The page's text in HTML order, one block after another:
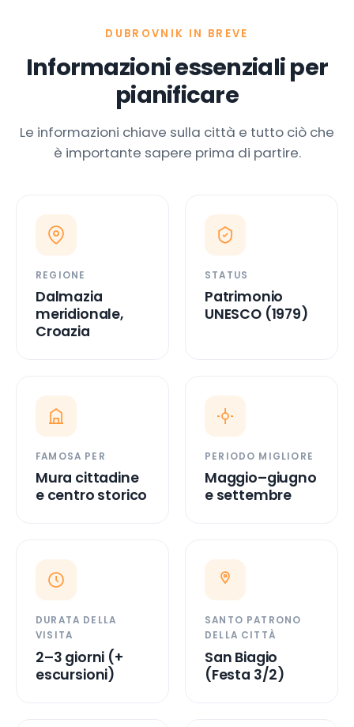
DUBROVNIK IN BREVE
Informazioni essenziali per
pianificare
Le informazioni chiave sulla città e tutto ciò che
è importante sapere prima di partire.
REGIONE
Dalmazia
meridionale,
Croazia
STATUS
Patrimonio
UNESCO (1979)
FAMOSA PER
Mura cittadine
e centro storico
PERIODO MIGLIORE
Maggio–giugno
e settembre
DURATA DELLA
VISITA
2–3 giorni (+
escursioni)
SANTO PATRONO
DELLA CITTÀ
San Biagio
(Festa 3/2)